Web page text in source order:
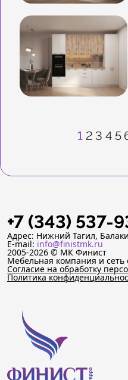
1 2 3 4 5
+7 (343) 537-
Адрес: Нижний Тагил,
E-mail: info@finistmk.ru
2005-2026 © МК Финист
Мебельная компания и сеть
Согласие на обработку
Политика